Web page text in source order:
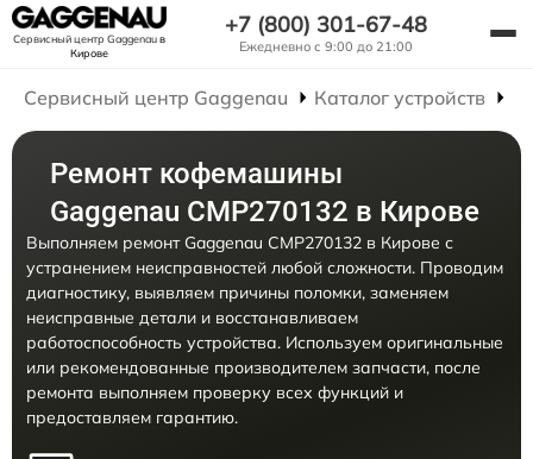
Сервисный центр Gaggenauв
Кирове
+7 (800) 301-67-48
Ежедневно с 9:00 до 21:00
Сервисный центр Gaggenau Каталог устройств
Ремонт кофемашины
Gaggenau CMP270132 в Кирове
Выполняем ремонт Gaggenau CMP270132 в Кирове с
устранением неисправностей любой сложности. Проводим
диагностику, выявляем причины поломки, заменяем
неисправные детали и восстанавливаем
работоспособность устройства. Используем оригинальные
или рекомендованные производителем запчасти, после
ремонта выполняем проверку всех функций и
предоставляем гарантию.